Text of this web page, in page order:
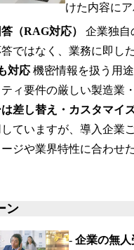
けた内容に
（RAG対応）
企業独自
ではなく、業務に即し
対応 機密情報を扱う用
ィ要件の厳しい製造業
差し替え・カスタマイ
ていますが、導入企業
ジや業界特性に合わせ
ン
-企業の無人